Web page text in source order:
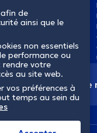
la santé dans le
de
ainsi que le
non essentiels
performance ou
votre
au site web.
vos préférences à
temps au sein du